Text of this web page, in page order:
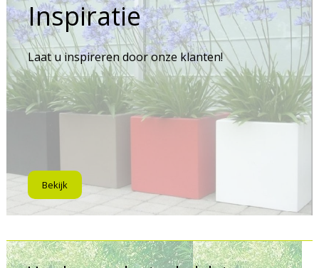
Inspiratie
Laat u inspireren door onze klanten!
Bekijk